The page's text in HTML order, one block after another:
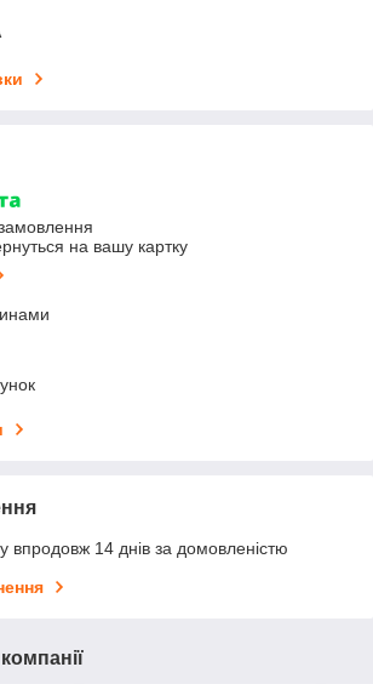
на вашу картку
впродовж 14 днів за домовленістю